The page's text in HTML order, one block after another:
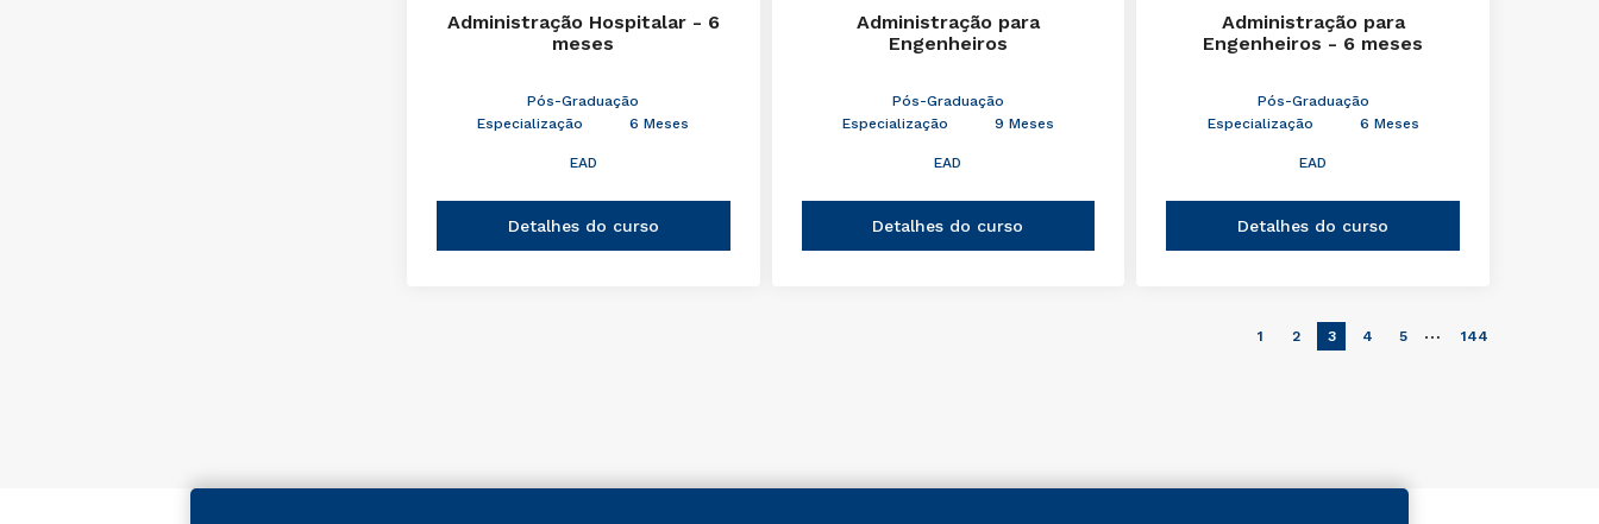
Administração Hospitalar - 6
meses
Pós-Graduação
Especialização
6 Meses
EAD
Detalhes do curso
Administração para
Engenheiros
Pós-Graduação
Especialização
9 Meses
EAD
Detalhes do curso
Administração para
Engenheiros - 6 meses
Pós-Graduação
Especialização
6 Meses
EAD
Detalhes do curso
1 2 3 4 5 … 144